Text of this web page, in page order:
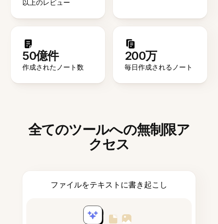
以上のレビュー
50億件
作成されたノート数
200万
毎日作成されるノート
全てのツールへの無制限ア
クセス
ファイルをテキストに書き起こし